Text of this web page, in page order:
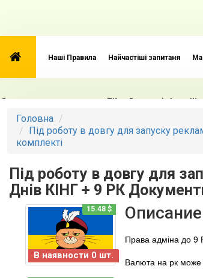
Наші Правила Найчастіші запитаня
Як працювати з акаунтами ПК Важлива Інфа Що
Що таке авторег Facebook
Чому саме акаунти з BM та ФП
Головна
Під роботу в довгу для запуску
комплекті
Під роботу в довгу для
Днів КІНГ + 9 РК
В наявности 0 шт.
15.48 $ Описание
Права адміна до 9
Валюта на рк